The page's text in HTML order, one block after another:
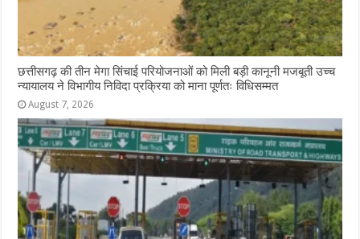
छत्तीसगढ़ की तीन मेगा सिंचाई परियोजनाओं को मिली बड़ी कानूनी मजबूती उच्च
न्यायालय ने विभागीय निविदा प्रक्रिया को माना पूर्णतः विधिसम्मत
August 7, 2026